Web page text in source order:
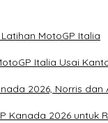
MotoGP Italia
Italia Usai
2026, Norris
Kanada 2026 untuk